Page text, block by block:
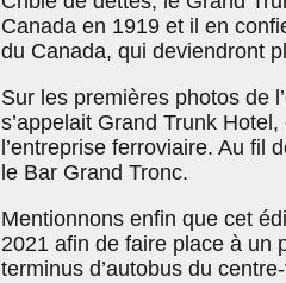
Canada en 1919 et il en
du Canada, qui deviendront
Sur les premières photos de
s’appelait Grand Trunk
l’entreprise ferroviaire. Au fil
le Bar Grand Tronc.
Mentionnons enfin que cet
2021 afin de faire place à un
terminus d’autobus du